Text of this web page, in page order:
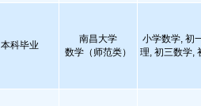
本科毕业
南昌大学
数学（师范类）
小学数学, 初
理, 初三数学,